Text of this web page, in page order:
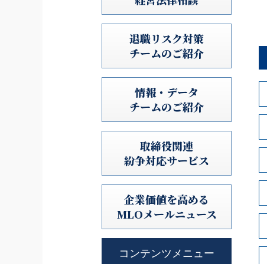
退職リスク対策
チームのご紹介
情報・データ
チームのご紹介
取締役関連
紛争対応サービス
企業価値を高める
MLOメールニュース
コンテンツメニュー